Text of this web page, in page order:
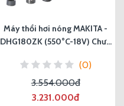
Máy thổi hơi nóng MAKITA -
DHG180ZK (550°C-18V) Chưa
(0)
3.554.000đ
3.231.000đ